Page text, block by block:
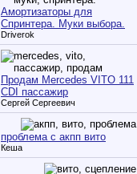
Амортизаторы для
Спринтера. Муки выбора.
Driverok
Продам Mercedes VITO 111
CDI пассажир
Сергей Сергеевич
проблема с акпп вито
Кеша